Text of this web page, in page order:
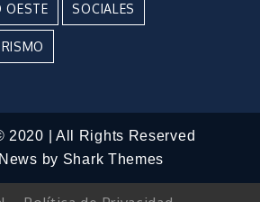
OESTE SOCIALES
2020 | All Rights Reserved
by Shark Themes